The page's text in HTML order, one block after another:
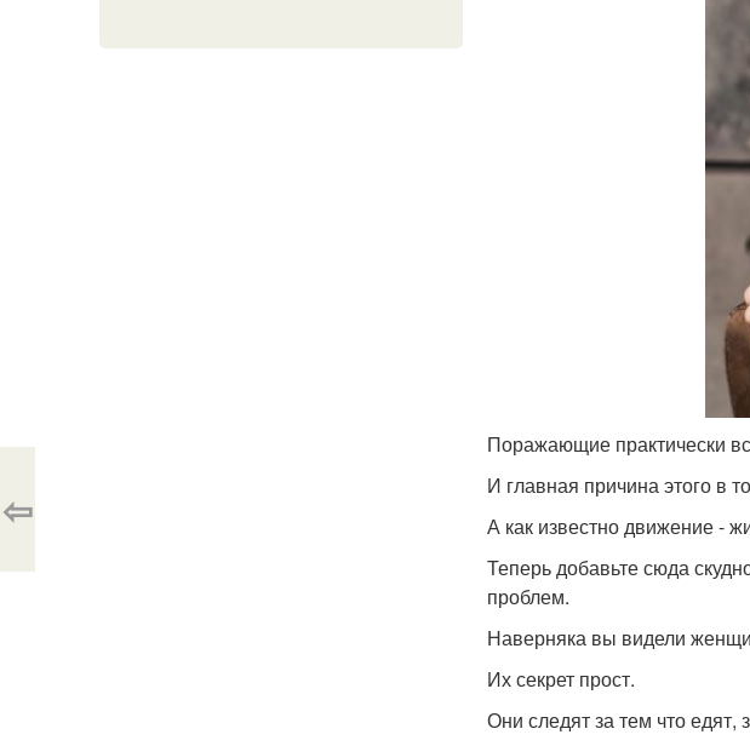
Поражающие практически
И главная причина этого в
А как известно движение -
Теперь добавьте сюда
проблем.
Наверняка вы видели
Их секрет прост.
Они следят за тем что
⇦